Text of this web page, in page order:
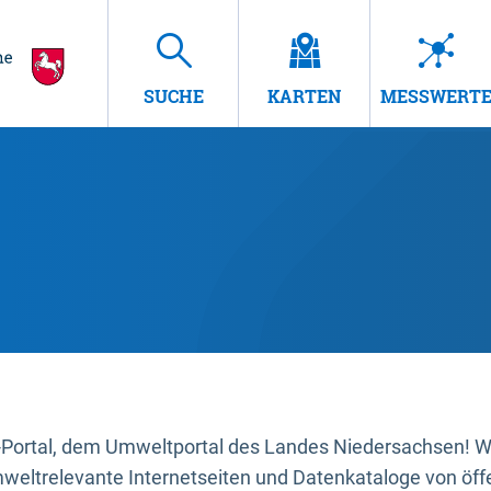
SUCHE KARTEN MESSWERTE
dem Umweltportal des Landes Niedersachsen!
Internetseiten und Datenkataloge von